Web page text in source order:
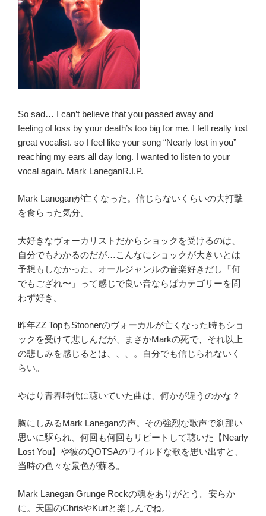
So sad… I can’t believe that you passed away and
feeling of loss by your death’s too big for me. I felt really lost
great vocalist. so I feel like your song “Nearly lost in you”
reaching my ears all day long. I wanted to listen to your
vocal again. Mark LaneganR.I.P.
Mark Laneganが亡くなった。信じらないくらいの大打撃
を食らった気分。
大好きなヴォーカリストだからショックを受けるのは、
自分でもわかるのだが…こんなにショックが大きいとは
予想もしなかった。 オールジャンルの音楽好きだし「何
でもござれ〜」って感じで良い音ならばカテゴリーを問
わず好き。
昨年ZZ TopもStoonerのヴォーカルが亡くなった時もショ
ックを受けて悲しんだが、まさかMarkの死で、それ以上
の悲しみを感じるとは、、、。自分でも信じられないく
らい。
やはり青春時代に聴いていた曲は、何かが違うのかな？
胸にしみるMark Laneganの声。その強烈な歌声で刹那い
思いに駆られ、何回も何回もリピートして聴いた【Nearly
Lost You】や彼のQOTSAのワイルドな歌を思い出すと、
当時の色々な景色が蘇る。
Mark Lanegan Grunge Rockの魂をありがとう。安らか
に。天国のChrisやKurtと楽しんでね。